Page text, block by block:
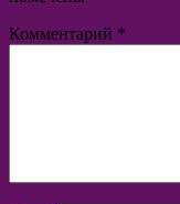
Комментарий *